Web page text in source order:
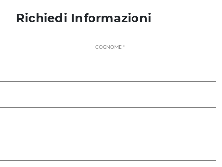
Richiedi Informazioni